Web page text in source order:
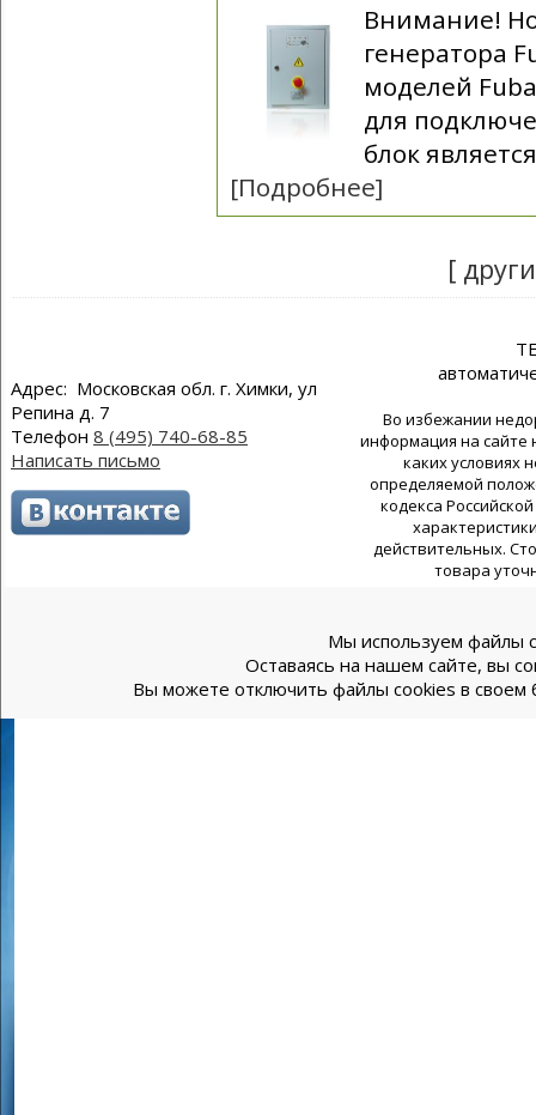
Внимание!
генератора
моделей
для
блок
[Подробнее]
[
Адрес: Московская обл. г. Химки, ул
Репина д. 7
Телефон 8 (495) 740-68-85
Написать письмо
Во избежании
информация на сайте
каких условиях
определяемой
кодекса
действительных.
товара
Мы используем файлы
Оставаясь на нашем сайте, вы
Вы можете отключить файлы cookies в своем